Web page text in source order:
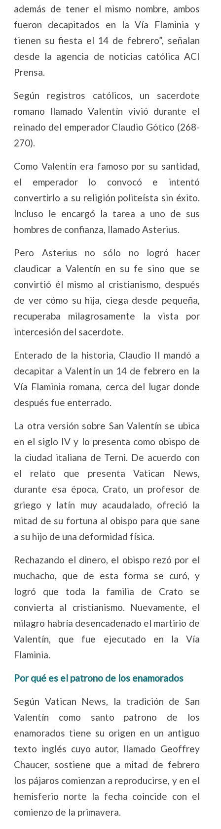
además de tener el mismo nombre, ambos
fueron decapitados en la Vía Flaminia y
tienen su fiesta el 14 de febrero”, señalan
desde la agencia de noticias católica ACI
Prensa.
Según registros católicos, un sacerdote
romano llamado Valentín vivió durante el
reinado del emperador Claudio Gótico (268-
270).
Como Valentín era famoso por su santidad,
el emperador lo convocó e intentó
convertirlo a su religión politeísta sin éxito.
Incluso le encargó la tarea a uno de sus
hombres de confianza, llamado Asterius.
Pero Asterius no sólo no logró hacer
claudicar a Valentín en su fe sino que se
convirtió él mismo al cristianismo, después
de ver cómo su hija, ciega desde pequeña,
recuperaba milagrosamente la vista por
intercesión del sacerdote.
Enterado de la historia, Claudio II mandó a
decapitar a Valentín un 14 de febrero en la
Vía Flaminia romana, cerca del lugar donde
después fue enterrado.
La otra versión sobre San Valentín se ubica
en el siglo IV y lo presenta como obispo de
la ciudad italiana de Terni. De acuerdo con
el relato que presenta Vatican News,
durante esa época, Crato, un profesor de
griego y latín muy acaudalado, ofreció la
mitad de su fortuna al obispo para que sane
a su hijo de una deformidad física.
Rechazando el dinero, el obispo rezó por el
muchacho, que de esta forma se curó, y
logró que toda la familia de Crato se
convierta al cristianismo. Nuevamente, el
milagro habría desencadenado el martirio de
Valentín, que fue ejecutado en la Vía
Flaminia.
Por qué es el patrono de los enamorados
Según Vatican News, la tradición de San
Valentín como santo patrono de los
enamorados tiene su origen en un antiguo
texto inglés cuyo autor, llamado Geoffrey
Chaucer, sostiene que a mitad de febrero
los pájaros comienzan a reproducirse, y en el
hemisferio norte la fecha coincide con el
comienzo de la primavera.